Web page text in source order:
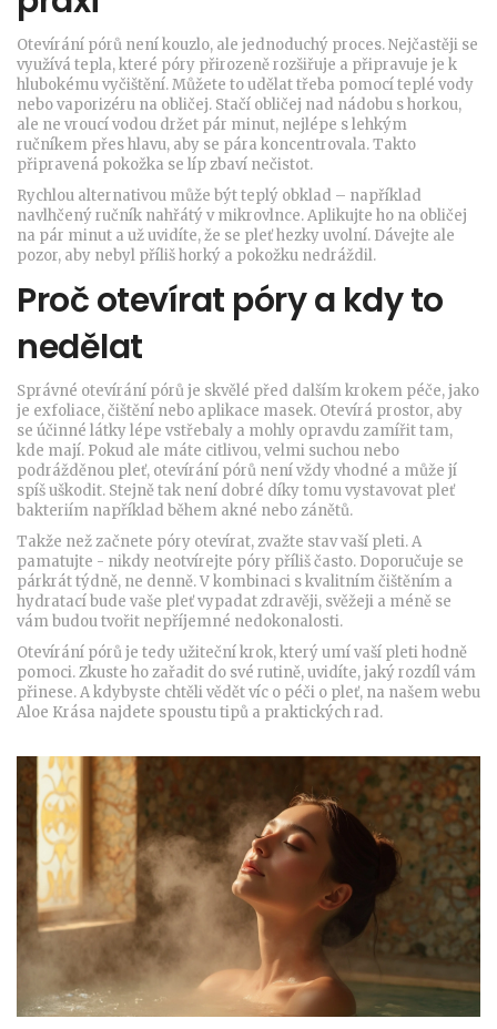
Otevírání pórů není kouzlo, ale jednoduchý proces. Nejčastěji se
využívá tepla, které póry přirozeně rozšiřuje a připravuje je k
hlubokému vyčištění. Můžete to udělat třeba pomocí teplé vody
nebo vaporizéru na obličej. Stačí obličej nad nádobu s horkou,
ale ne vroucí vodou držet pár minut, nejlépe s lehkým
ručníkem přes hlavu, aby se pára koncentrovala. Takto
připravená pokožka se líp zbaví nečistot.
Rychlou alternativou může být teplý obklad – například
navlhčený ručník nahřátý v mikrovlnce. Aplikujte ho na obličej
na pár minut a už uvidíte, že se pleť hezky uvolní. Dávejte ale
pozor, aby nebyl příliš horký a pokožku nedráždil.
Proč otevírat póry a kdy to
nedělat
Správné otevírání pórů je skvělé před dalším krokem péče, jako
je exfoliace, čištění nebo aplikace masek. Otevírá prostor, aby
se účinné látky lépe vstřebaly a mohly opravdu zamířit tam,
kde mají. Pokud ale máte citlivou, velmi suchou nebo
podrážděnou pleť, otevírání pórů není vždy vhodné a může jí
spíš uškodit. Stejně tak není dobré díky tomu vystavovat pleť
bakteriím například během akné nebo zánětů.
Takže než začnete póry otevírat, zvažte stav vaší pleti. A
pamatujte - nikdy neotvírejte póry příliš často. Doporučuje se
párkrát týdně, ne denně. V kombinaci s kvalitním čištěním a
hydratací bude vaše pleť vypadat zdravěji, svěžeji a méně se
vám budou tvořit nepříjemné nedokonalosti.
Otevírání pórů je tedy užiteční krok, který umí vaší pleti hodně
pomoci. Zkuste ho zařadit do své rutině, uvidíte, jaký rozdíl vám
přinese. A kdybyste chtěli vědět víc o péči o pleť, na našem webu
Aloe Krása najdete spoustu tipů a praktických rad.